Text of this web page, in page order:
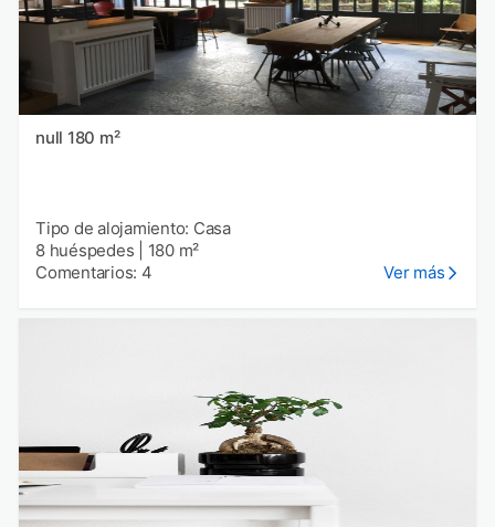
null 180 m²
Tipo de alojamiento: Casa
8 huéspedes
180 m²
Comentarios: 4
Ver más